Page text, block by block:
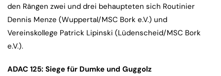
den Rängen zwei und drei behaupteten sich Routinier
Dennis Menze (Wuppertal/MSC Bork e.V.) und
Vereinskollege Patrick Lipinski (Lüdenscheid/MSC Bork
e.V.).
ADAC 125: Siege für Dumke und Guggolz